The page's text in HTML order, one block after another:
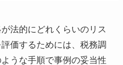
法的にどれくらいのリス
価するためには、税務調
うな手順で事例の妥当性